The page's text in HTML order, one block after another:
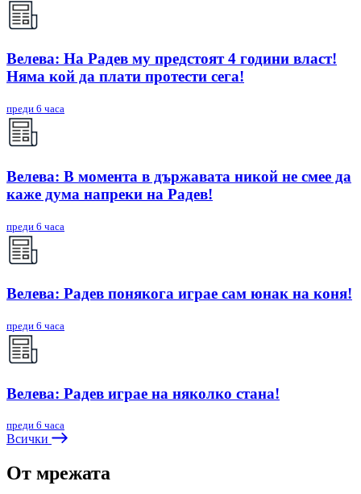
Велева: На Радев му предстоят 4 години власт!
Няма кой да плати протести сега!
преди 6 часа
Велева: В момента в държавата никой не смее да
каже дума напреки на Радев!
преди 6 часа
Велева: Радев понякога играе сам юнак на коня!
преди 6 часа
Велева: Радев играе на няколко стана!
преди 6 часа
Всички
От мрежата